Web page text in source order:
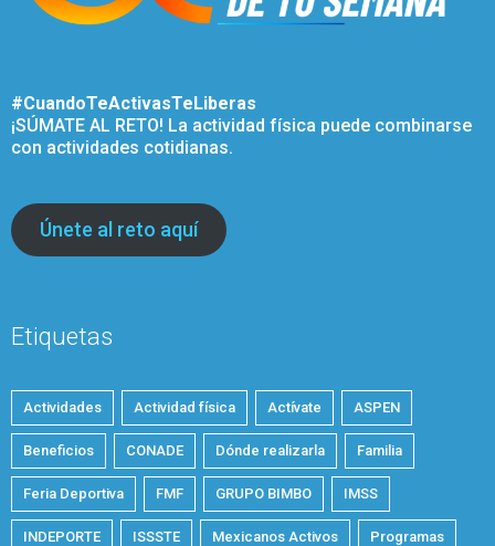
#CuandoTeActivasTeLiberas
¡SÚMATE AL RETO! La actividad física puede combinarse
con actividades cotidianas.
Únete al reto aquí
Etiquetas
Actividades Actividad física Actívate ASPEN
Beneficios CONADE Dónde realizarla Familia
Feria Deportiva FMF GRUPO BIMBO IMSS
INDEPORTE ISSSTE Mexicanos Activos Programas